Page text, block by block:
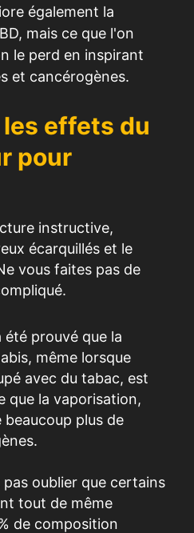
également la
mais ce que l'on
le perd en inspirant
et cancérogènes.
les effets du
pour
instructive,
écarquillés et le
vous faites pas de
été prouvé que la
même lorsque
avec du tabac, est
que la vaporisation,
beaucoup plus de
.
oublier que certains
tout de même
de composition